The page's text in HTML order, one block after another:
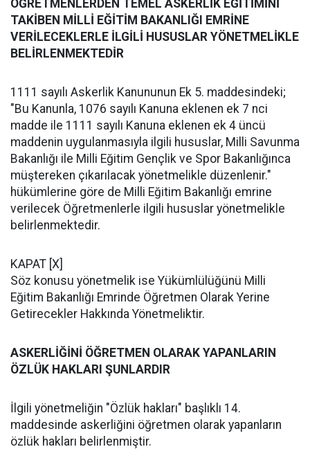
ÖĞRETMENLERDEN TEMEL ASKERLİK EĞİTİMİNİ
TAKİBEN MİLLİ EĞİTİM BAKANLIĞI EMRİNE
VERİLECEKLERLE İLGİLİ HUSUSLAR YÖNETMELİKLE
BELİRLENMEKTEDİR
1111 sayılı Askerlik Kanununun Ek 5. maddesindeki;
"Bu Kanunla, 1076 sayılı Kanuna eklenen ek 7 nci
madde ile 1111 sayılı Kanuna eklenen ek 4 üncü
maddenin uygulanmasıyla ilgili hususlar, Milli Savunma
Bakanlığı ile Milli Eğitim Gençlik ve Spor Bakanlığınca
müştereken çıkarılacak yönetmelikle düzenlenir."
hükümlerine göre de Milli Eğitim Bakanlığı emrine
verilecek Öğretmenlerle ilgili hususlar yönetmelikle
belirlenmektedir.
KAPAT [X]
Söz konusu yönetmelik ise Yükümlülüğünü Milli
Eğitim Bakanlığı Emrinde Öğretmen Olarak Yerine
Getirecekler Hakkında Yönetmeliktir.
ASKERLİĞİNİ ÖĞRETMEN OLARAK YAPANLARIN
ÖZLÜK HAKLARI ŞUNLARDIR
İlgili yönetmeliğin "Özlük hakları" başlıklı 14.
maddesinde askerliğini öğretmen olarak yapanların
özlük hakları belirlenmiştir.